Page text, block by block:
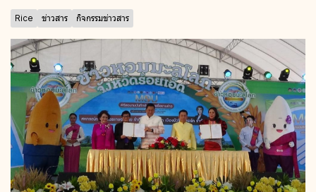
Rice ข่าวสาร กิจกรรมข่าวสาร